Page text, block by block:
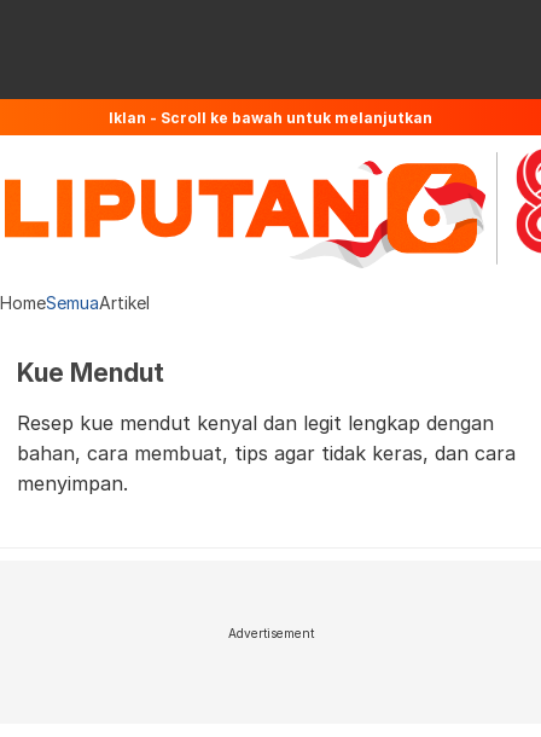
Iklan - Scroll ke bawah untuk melanjutkan
HomeSemuaArtikel
Kue Mendut
Resep kue mendut kenyal dan legit lengkap dengan
bahan, cara membuat, tips agar tidak keras, dan cara
menyimpan.
Advertisement